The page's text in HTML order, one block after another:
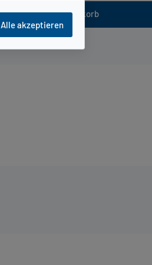
In den Warenkorb
Alle akzeptieren